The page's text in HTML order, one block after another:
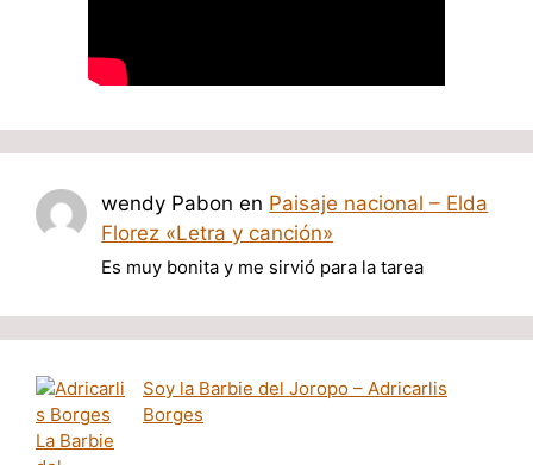
wendy Pabon en Paisaje nacional – Elda
Florez «Letra y canción»
Es muy bonita y me sirvió para la tarea
Soy la Barbie del Joropo – Adricarlis
Borges